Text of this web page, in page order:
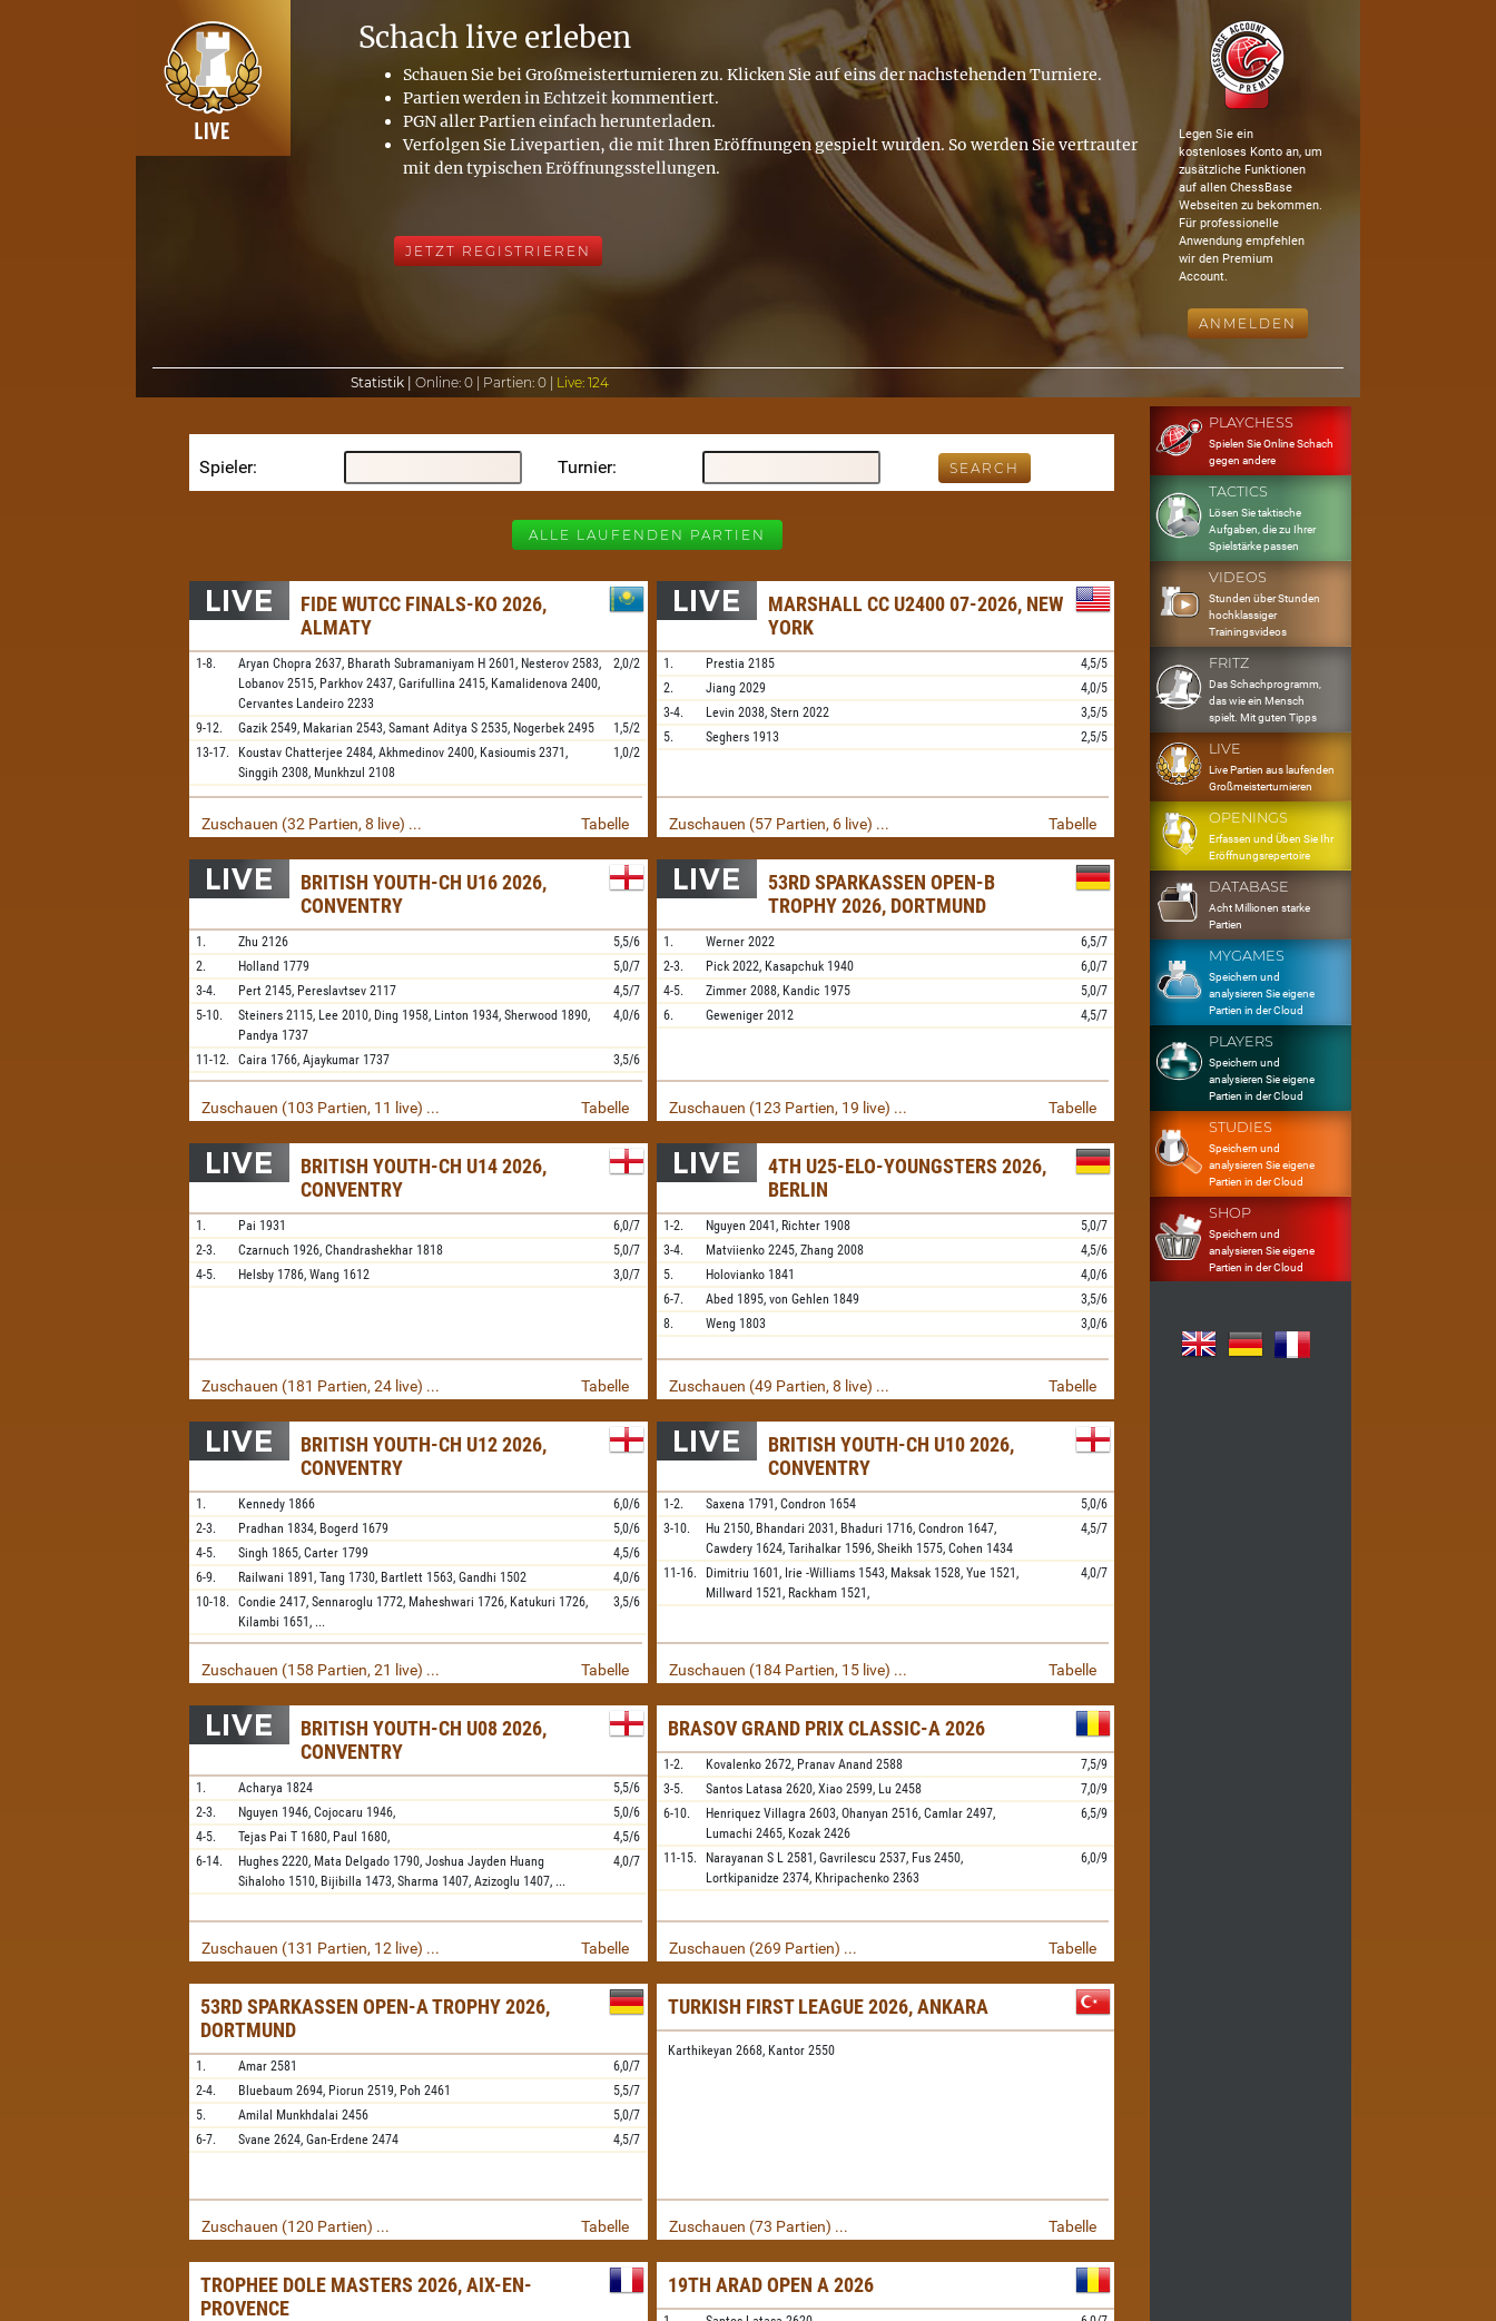
Schach live erleben
Schauen Sie bei Großmeisterturnieren zu. Klicken Sie auf eins der nachstehenden Turniere.
Partien werden in Echtzeit kommentiert.
PGN aller Partien einfach herunterladen.
Verfolgen Sie Livepartien, die mit Ihren Eröffnungen gespielt wurden. So werden Sie vertrauter
mit den typischen Eröffnungsstellungen.
JETZT REGISTRIEREN
Legen Sie ein
kostenloses Konto an, um
zusätzliche Funktionen
auf allen ChessBase
Webseiten zu bekommen.
Für professionelle
Anwendung empfehlen
wir den Premium
Account.
ANMELDEN
Statistik | Online:0 | Partien:0 | Live:124
Spieler Turnier
ALLE LAUFENDEN PARTIEN
FIDE WUTCC FINALS-KO 2026,
ALMATY
1-8. Aryan Chopra 2637, Bharath Subramaniyam H 2601, Nesterov 2583,
Lobanov 2515, Parkhov 2437,Garifullina 2415, Kamalidenova 2400,
Cervantes Landeiro 2233
2,0/2
9-12. Gazik 2549, Makarian 2543,Samant Aditya S 2535, Nogerbek 2495
1,5/2
13-17.
Koustav Chatterjee 2484,Akhmedinov 2400, Kasioumis 2371,
Singgih 2308, Munkhzul 2108
1,0/2
Zuschauen (32 Partien, 8 live) ... Tabelle
MARSHALL CC U2400 07-2026, NEW
YORK
1. Prestia 2185
4,5/5
2.
Jiang 2029
4,0/5
3-4.
Levin 2038, Stern 2022
3,5/5
5.
Seghers 1913 2,5/5
Zuschauen (57 Partien, 6 live) ... Tabelle
BRITISH YOUTH-CH U16 2026,
CONVENTRY
1. Zhu 2126
5,5/6
2.
Holland 1779
5,0/7
3-4.
Pert 2145, Pereslavtsev 2117
4,5/7
5-10.
Steiners 2115, Lee 2010, Ding 1958, Linton 1934,Sherwood 1890,
Pandya 1737
4,0/6
11-12. Caira 1766,Ajaykumar 1737 3,5/6
Zuschauen (103 Partien, 11 live) ... Tabelle
53RD SPARKASSEN OPEN-B
TROPHY 2026, DORTMUND
1. Werner 2022
6,5/7
2-3.
Pick 2022, Kasapchuk 1940
6,0/7
4-5.
Zimmer 2088, Kandic 1975
5,0/7
6.
Geweniger 2012 4,5/7
Zuschauen (123 Partien, 19 live) ... Tabelle
BRITISH YOUTH-CH U14 2026,
CONVENTRY
1. Pai 1931
6,0/7
2-3.
Czarnuch 1926,Chandrashekhar 1818
5,0/7
4-5.
Helsby 1786,Wang 1612 3,0/7
Zuschauen (181 Partien, 24 live) ... Tabelle
4TH U25-ELO-YOUNGSTERS 2026,
BERLIN
1-2. Nguyen 2041, Richter 1908
5,0/7
3-4.
Matviienko 2245, Zhang 2008
4,5/6
5.
Holovianko 1841
4,0/6
6-7.
Abed 1895, von Gehlen 1849
3,5/6
8.
Weng 1803 3,0/6
Zuschauen (49 Partien, 8 live) ... Tabelle
BRITISH YOUTH-CH U12 2026,
CONVENTRY
1. Kennedy 1866
6,0/6
2-3.
Pradhan 1834, Bogerd 1679
5,0/6
4-5.
Singh 1865,Carter 1799
4,5/6
6-9.
Railwani 1891,Tang 1730, Bartlett 1563,Gandhi 1502
4,0/6
10-18.
Condie 2417,Sennaroglu 1772, Maheshwari 1726, Katukuri 1726,
Kilambi 1651, ...
3,5/6
Zuschauen (158 Partien, 21 live) ... Tabelle
BRITISH YOUTH-CH U10 2026,
CONVENTRY
1-2. Saxena 1791, Condron 1654
5,0/6
3-10.
Hu 2150, Bhandari 2031, Bhaduri 1716, Condron 1647,
Cawdery 1624, Tarihalkar 1596, Sheikh 1575, Cohen 1434
4,5/7
11-16. Dimitriu 1601, Irie -Williams 1543, Maksak 1528, Yue 1521,
Millward 1521, Rackham 1521,
4,0/7
Zuschauen (184 Partien, 15 live) ... Tabelle
BRITISH YOUTH-CH U08 2026,
CONVENTRY
1. Acharya 1824
5,5/6
2-3.
Nguyen 1946,Cojocaru 1946,
5,0/6
4-5.
Tejas Pai T 1680, Paul 1680,
4,5/6
6-14.
Hughes 2220, Mata Delgado 1790,Joshua Jayden Huang
Sihaloho 1510, Bijibilla 1473,Sharma 1407,Azizoglu 1407, ...
4,0/7
Zuschauen (131 Partien, 12 live) ... Tabelle
BRASOV GRAND PRIX CLASSIC-A 2026
1-2. Kovalenko 2672, Pranav Anand 2588
7,5/9
3-5.
Santos Latasa 2620, Xiao 2599, Lu 2458
7,0/9
6-10.
Henriquez Villagra 2603, Ohanyan 2516, Camlar 2497,
Lumachi 2465, Kozak 2426
6,5/9
11-15. Narayanan S L 2581, Gavrilescu 2537, Fus 2450,
Lortkipanidze 2374, Khripachenko 2363
6,0/9
Zuschauen (269 Partien) ... Tabelle
53RD SPARKASSEN OPEN-A TROPHY 2026,
DORTMUND
1. Amar 2581
6,0/7
2-4.
Bluebaum 2694, Piorun 2519, Poh 2461
5,5/7
5.
Amilal Munkhdalai 2456
5,0/7
6-7.
Svane 2624,Gan-Erdene 2474 4,5/7
Zuschauen (120 Partien) ... Tabelle
TURKISH FIRST LEAGUE 2026, ANKARA
Karthikeyan 2668, Kantor 2550
Zuschauen (73 Partien) ... Tabelle
TROPHEE DOLE MASTERS 2026, AIX-EN-
PROVENCE
19TH ARAD OPEN A 2026
PLAYCHESS
Spielen Sie Online Schach
gegen andere
TACTICS
Lösen Sie taktische
Aufgaben, die zu Ihrer
Spielstärke passen
VIDEOS
Stunden über Stunden
hochklassiger
Trainingsvideos
FRITZ
Das Schachprogramm,
das wie ein Mensch
spielt. Mit guten Tipps
LIVE
Live Partien aus laufenden
Großmeisterturnieren
OPENINGS
Erfassen und Üben Sie Ihr
Eröffnungsrepertoire
DATABASE
Acht Millionen starke
Partien
MYGAMES
Speichern und
analysieren Sie eigene
Partien in der Cloud
PLAYERS
Speichern und
analysieren Sie eigene
Partien in der Cloud
STUDIES
Speichern und
analysieren Sie eigene
Partien in der Cloud
SHOP
Speichern und
analysieren Sie eigene
Partien in der Cloud